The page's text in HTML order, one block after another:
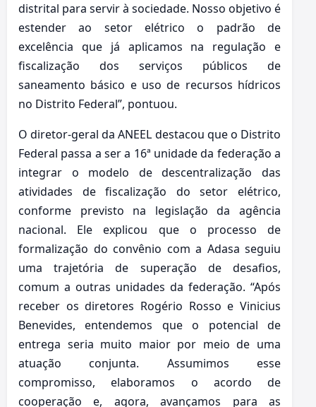
distrital para servir à sociedade. Nosso objetivo é
estender ao setor elétrico o padrão de
excelência que já aplicamos na regulação e
fiscalização dos serviços públicos de
saneamento básico e uso de recursos hídricos
no Distrito Federal”, pontuou.
O diretor-geral da ANEEL destacou que o Distrito
Federal passa a ser a 16ª unidade da federação a
integrar o modelo de descentralização das
atividades de fiscalização do setor elétrico,
conforme previsto na legislação da agência
nacional. Ele explicou que o processo de
formalização do convênio com a Adasa seguiu
uma trajetória de superação de desafios,
comum a outras unidades da federação. “Após
receber os diretores Rogério Rosso e Vinicius
Benevides, entendemos que o potencial de
entrega seria muito maior por meio de uma
atuação conjunta. Assumimos esse
compromisso, elaboramos o acordo de
cooperação e, agora, avançamos para as